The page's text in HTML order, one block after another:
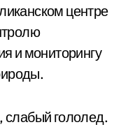
центре
и мониторингу
слабый гололед.